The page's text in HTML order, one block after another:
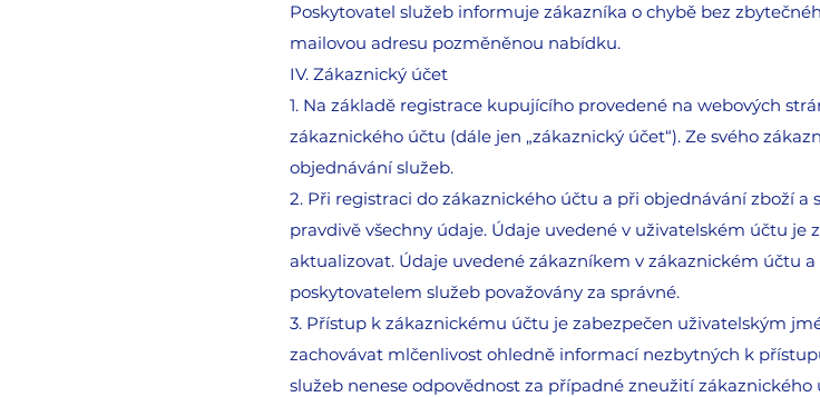
Poskytovatel služeb informuje zákazníka o chybě bez
mailovou adresu pozměněnou nabídku.
IV. Zákaznický účet
1. Na základě registrace kupujícího provedené na webových
zákaznického účtu (dále jen „zákaznický účet“). Ze svého
objednávání služeb.
2. Při registraci do zákaznického účtu a při objednávání zboží a
pravdivě všechny údaje. Údaje uvedené v uživatelském účtu
aktualizovat. Údaje uvedené zákazníkem v zákaznickém účtu
poskytovatelem služeb považovány za správné.
3. Přístup k zákaznickému účtu je zabezpečen uživatelským
zachovávat mlčenlivost ohledně informací nezbytných k
služeb nenese odpovědnost za případné zneužití